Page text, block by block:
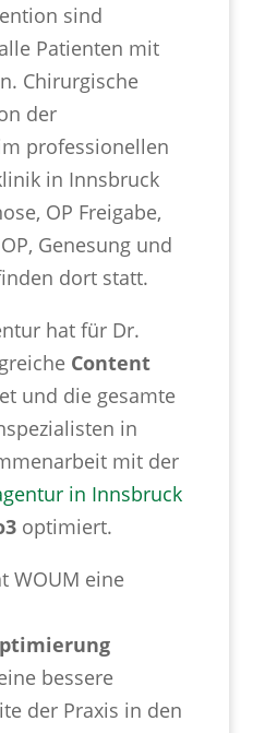
sind
Patienten mit
Chirurgische
der
professionellen
in Innsbruck
OP Freigabe,
Genesung und
dort statt.
hat für Dr.
Content
und die gesamte
in
mit der
in Innsbruck
optimiert.
WOUM eine
bessere
der Praxis in den